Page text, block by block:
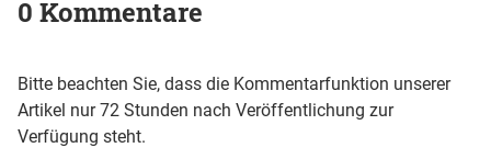
0 Kommentare
Bitte beachten Sie, dass die Kommentarfunktion unserer
Artikel nur 72 Stunden nach Veröffentlichung zur
Verfügung steht.